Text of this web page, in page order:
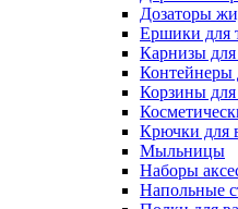
Дозаторы
Ершики для
Карнизы
Контейнеры
Корзины для
Крючки для
Мыльницы
Наборы
Напольные